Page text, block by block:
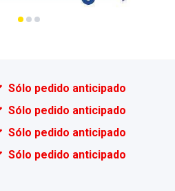
Sólo pedido anticipado
Sólo pedido anticipado
Sólo pedido anticipado
Sólo pedido anticipado